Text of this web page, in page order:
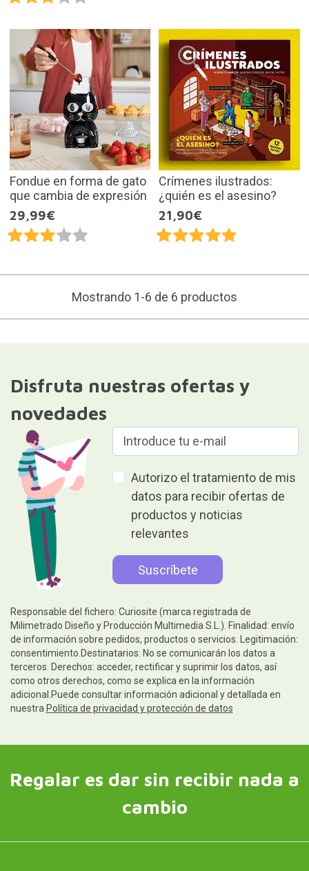
Fondue en forma de gato
que cambia de expresión
29,99€
Crímenes ilustrados:
¿quién es el asesino?
21,90€
Mostrando 1-6 de 6 productos
Disfruta nuestras ofertas y
novedades
Autorizo el tratamiento de mis
datos para recibir ofertas de
productos y noticias
relevantes
Responsable del fichero: Curiosite (marca registrada de
Milimetrado Diseño y Producción Multimedia S.L.). Finalidad: envío
de información sobre pedidos, productos o servicios. Legitimación:
consentimiento.Destinatarios: No se comunicarán los datos a
terceros. Derechos: acceder, rectificar y suprimir los datos, así
como otros derechos, como se explica en la información
adicional.Puede consultar información adicional y detallada en
nuestra Política de privacidad y protección de datos
Regalar es dar sin recibir nada a
cambio